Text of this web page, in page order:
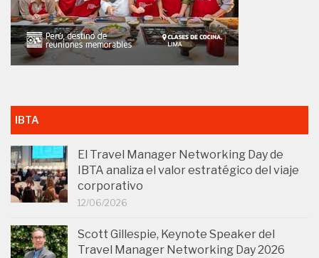
IBTA
El Travel Manager Networking Day de
IBTA analiza el valor estratégico del viaje
corporativo
12/06/2026
Scott Gillespie, Keynote Speaker del
Travel Manager Networking Day 2026